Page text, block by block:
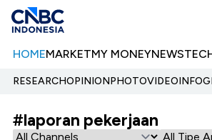
HOMEMARKETMY MONEYNEWS
RESEARCHOPINIONPHOTOVIDEO
#laporan pekerjaan